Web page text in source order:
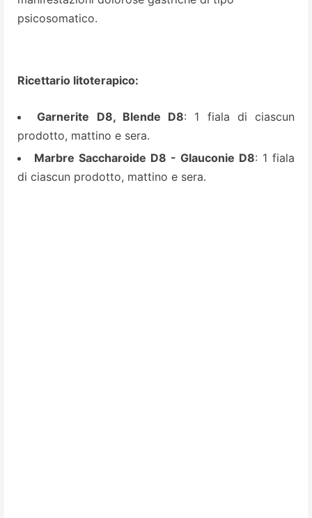
psicosomatico.
Ricettario litoterapico:
Garnerite D8, Blende D8: 1 fiala di ciascun
prodotto, mattino e sera.
Marbre Saccharoide D8 - Glauconie D8: 1 fiala
di ciascun prodotto, mattino e sera.